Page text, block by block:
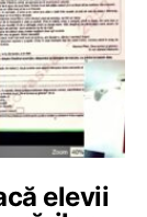
elevii